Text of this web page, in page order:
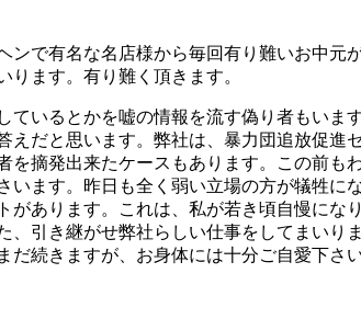
で有名な名店様から毎回有り難いお中元
ます。有り難く頂きます。
いるとかを嘘の情報を流す偽り者もいま
だと思います。弊社は、暴力団追放促進
摘発出来たケースもあります。この前も
ます。昨日も全く弱い立場の方が犠牲に
あります。これは、私が若き頃自慢にな
引き継がせ弊社らしい仕事をしてまいり
続きますが、お身体には十分ご自愛下さ